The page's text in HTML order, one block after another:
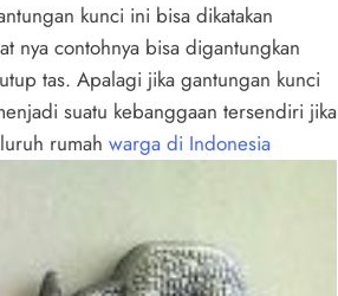
kunci ini bisa dikatakan
nya contohnya bisa digantungkan
tas. Apalagi jika gantungan kunci
suatu kebanggaan tersendiri jika
rumah warga di Indonesia